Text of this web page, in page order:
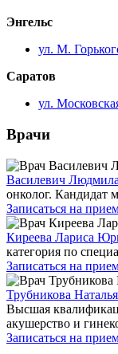
Энгельс
ул. М.
Саратов
ул.
Врачи
Василевич
онколог. Кандидат
Записаться на
Киреева Лариса
категория по
Записаться на
Трубникова
Высшая
акушерство и
Записаться на